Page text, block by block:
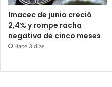
Imacec de junio creció
2,4% y rompe racha
negativa de cinco meses
Hace 3 días